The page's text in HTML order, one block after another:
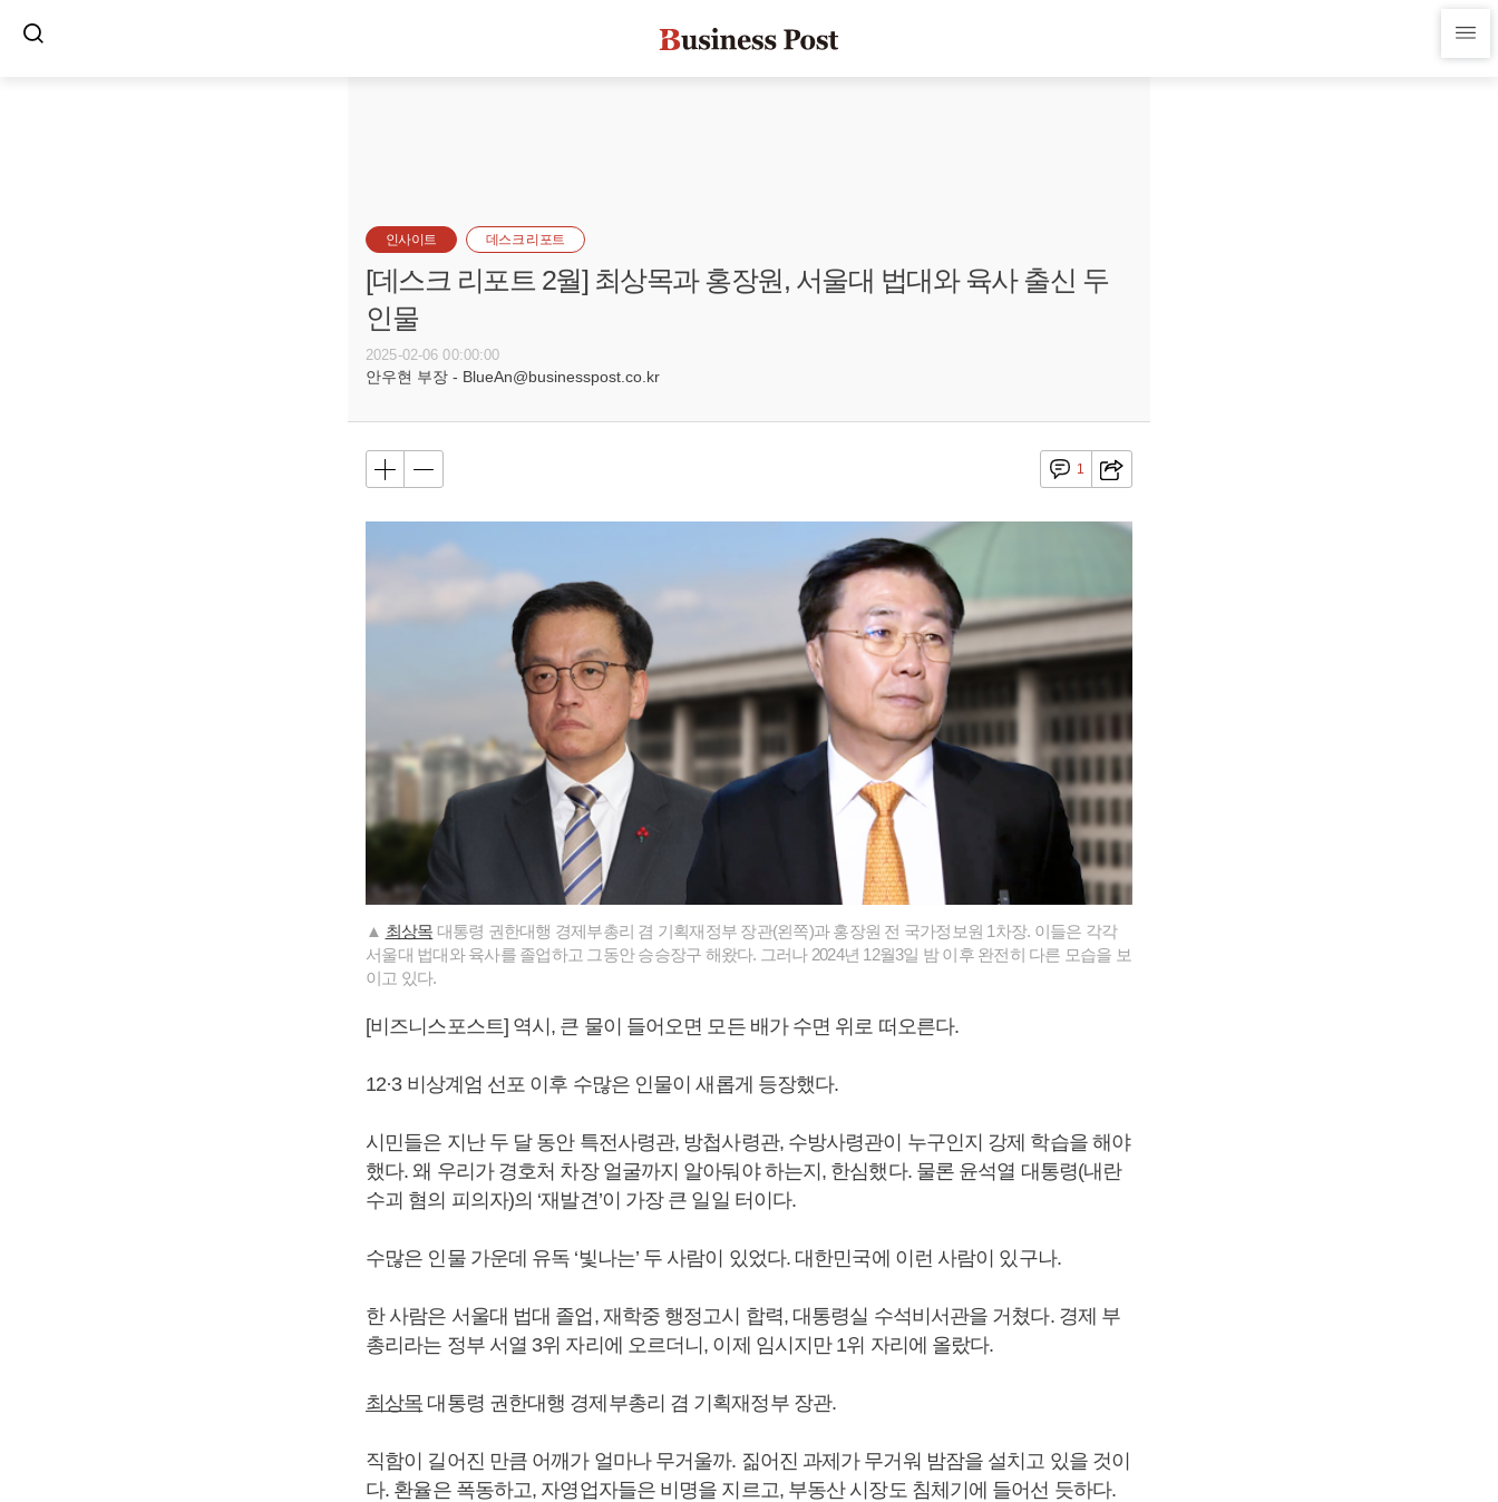
인사이트 데스크 리포트
[데스크 리포트 2월] 최상목과 홍장원, 서울대 법대와 육사 출신 두
인물
2025-02-06 00:00:00
안우현 부장 - BlueAn@businesspost.co.kr
1
▲ 최상목 대통령 권한대행 경제부총리 겸 기획재정부 장관(왼쪽)과 홍장원 전 국가정보원 1차장. 이들은 각각
서울대 법대와 육사를 졸업하고 그동안 승승장구 해왔다. 그러나 2024년 12월3일 밤 이후 완전히 다른 모습을 보
이고 있다.
[비즈니스포스트] 역시, 큰 물이 들어오면 모든 배가 수면 위로 떠오른다.
12·3 비상계엄 선포 이후 수많은 인물이 새롭게 등장했다.
시민들은 지난 두 달 동안 특전사령관, 방첩사령관, 수방사령관이 누구인지 강제 학습을 해야
했다. 왜 우리가 경호처 차장 얼굴까지 알아둬야 하는지, 한심했다. 물론 윤석열 대통령(내란
수괴 혐의 피의자)의 ‘재발견’이 가장 큰 일일 터이다.
수많은 인물 가운데 유독 ‘빛나는’ 두 사람이 있었다. 대한민국에 이런 사람이 있구나.
한 사람은 서울대 법대 졸업, 재학중 행정고시 합력, 대통령실 수석비서관을 거쳤다. 경제 부
총리라는 정부 서열 3위 자리에 오르더니, 이제 임시지만 1위 자리에 올랐다.
최상목 대통령 권한대행 경제부총리 겸 기획재정부 장관.
직함이 길어진 만큼 어깨가 얼마나 무거울까. 짊어진 과제가 무거워 밤잠을 설치고 있을 것이
다. 환율은 폭동하고, 자영업자들은 비명을 지르고, 부동산 시장도 침체기에 들어선 듯하다.